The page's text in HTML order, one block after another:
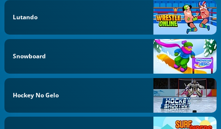
Lutando
Snowboard
Hockey No Gelo